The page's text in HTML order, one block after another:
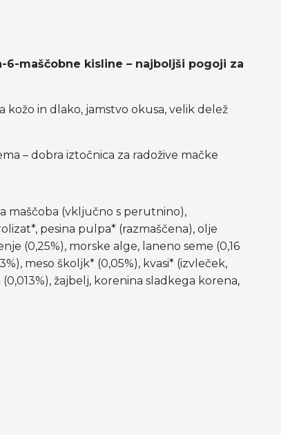
maščobne kisline – najboljši pogoji za
in dlako, jamstvo okusa, velik delež
– dobra iztočnica za radožive mačke
maščoba (vključno s perutnino),
pesina pulpa* (razmaščena), olje
(0,25%), morske alge, laneno seme (0,16
meso školjk* (0,05%), kvasi* (izvleček,
žajbelj, korenina sladkega korena,